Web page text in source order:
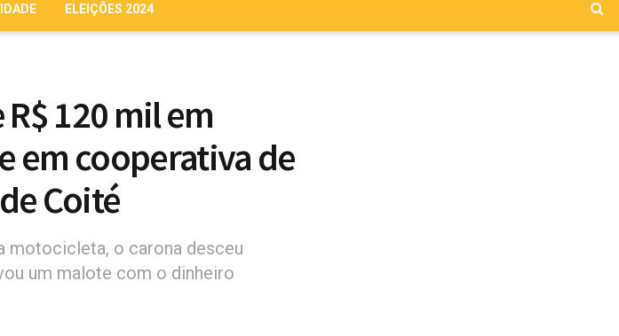
ELEIÇÕES 2024
120 mil em
em cooperativa de
Coité
motocicleta, o carona desceu
um malote com o dinheiro